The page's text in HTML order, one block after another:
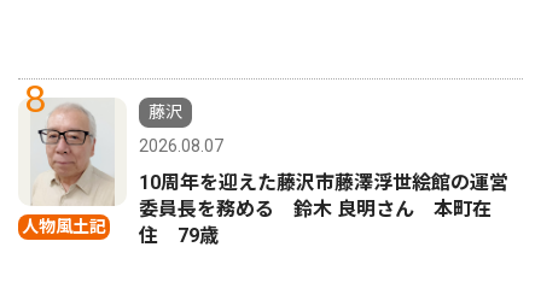
8
人物風土記
藤沢
2026.08.07
10周年を迎えた藤沢市藤澤浮世絵館の運営
委員長を務める 鈴木 良明さん 本町在
住 79歳